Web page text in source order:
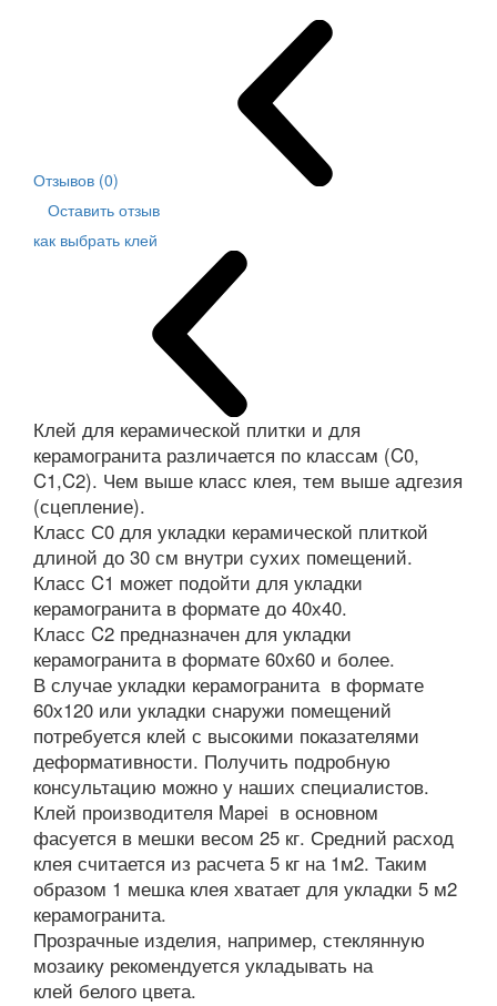
Отзывов (0)
Оставить отзыв
как выбрать клей
Клей для керамической плитки и для
керамогранита различается по классам (C0,
C1,C2). Чем выше класс клея, тем выше адгезия
(сцепление).
Класс С0 для укладки керамической плиткой
длиной до 30 см внутри сухих помещений.
Класс C1 может подойти для укладки
керамогранита в формате до 40х40.
Класс C2 предназначен для укладки
керамогранита в формате 60х60 и более.
В случае укладки керамогранита в формате
60х120 или укладки снаружи помещений
потребуется клей с высокими показателями
деформативности. Получить подробную
консультацию можно у наших специалистов.
Клей производителя Mapei в основном
фасуется в мешки весом 25 кг. Средний расход
клея считается из расчета 5 кг на 1м2. Таким
образом 1 мешка клея хватает для укладки 5 м2
керамогранита.
Прозрачные изделия, например, стеклянную
мозаику рекомендуется укладывать на
клей белого цвета.